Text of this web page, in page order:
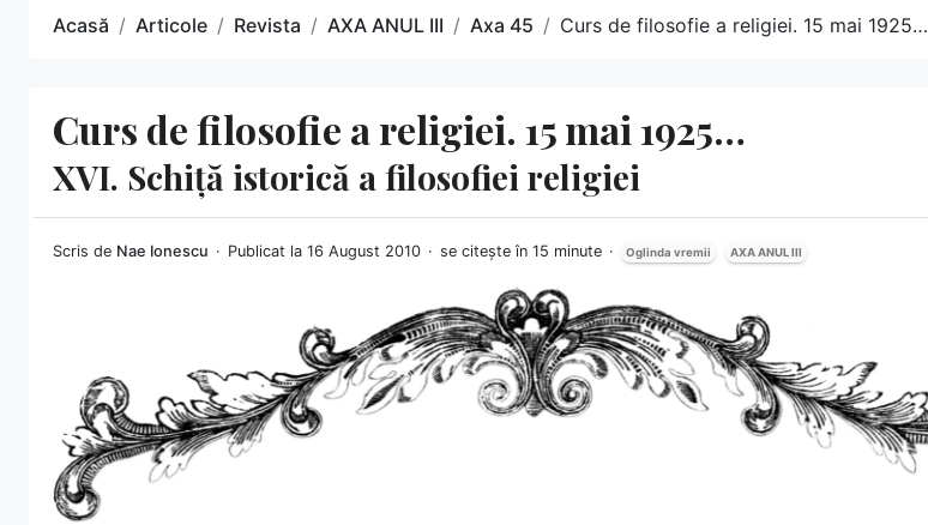
Acasă Articole Revista AXA ANUL III Axa 45 Curs de filosofie a religiei. 15 mai 1925…
Curs de filosofie a religiei. 15 mai 1925…
XVI. Schiță istorică a filosofiei religiei
Scris de Nae Ionescu Publicat la 16 August 2010 se citește în 15 minute Oglinda vremii AXA ANUL III